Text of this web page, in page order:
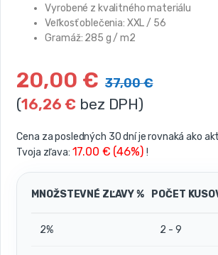
Vyrobené z kvalitného materiálu
Veľkosť oblečenia: XXL / 56
Gramáž: 285 g / m2
20,00 € 37,00€
(16,26€ bez DPH)
Cena za posledných 30 dní je rovnaká ako
Tvoja zľava: 17.00 € (46%) !
MNOŽSTEVNÉ ZĽAVY % POČET
2% 2 - 9